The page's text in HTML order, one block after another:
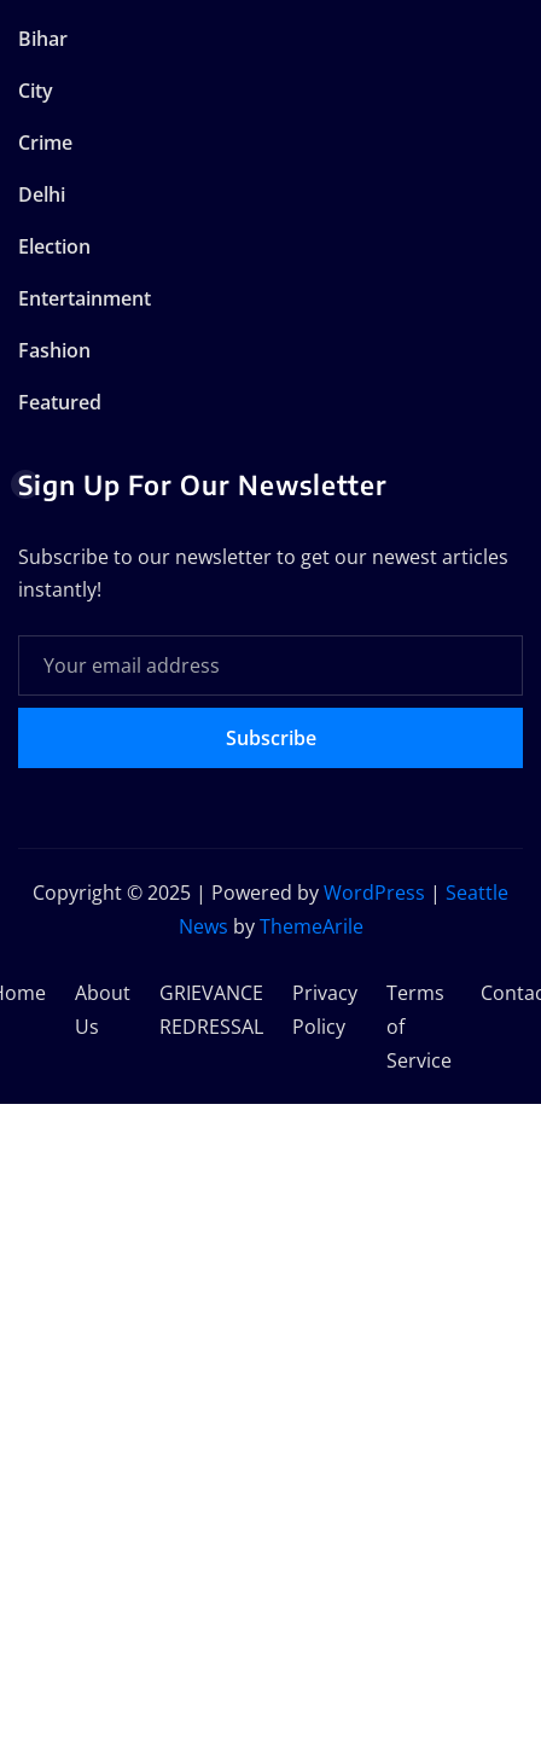
Bihar
City
Crime
Delhi
Election
Entertainment
Fashion
Featured
Sign Up For Our Newsletter
Subscribe to our newsletter to get our newest articles
instantly!
Subscribe
Copyright © 2025 | Powered byWordPress | Seattle
News byThemeArile
About
Us
GRIEVANCE
REDRESSAL
Privacy
Policy
Terms
of
Service